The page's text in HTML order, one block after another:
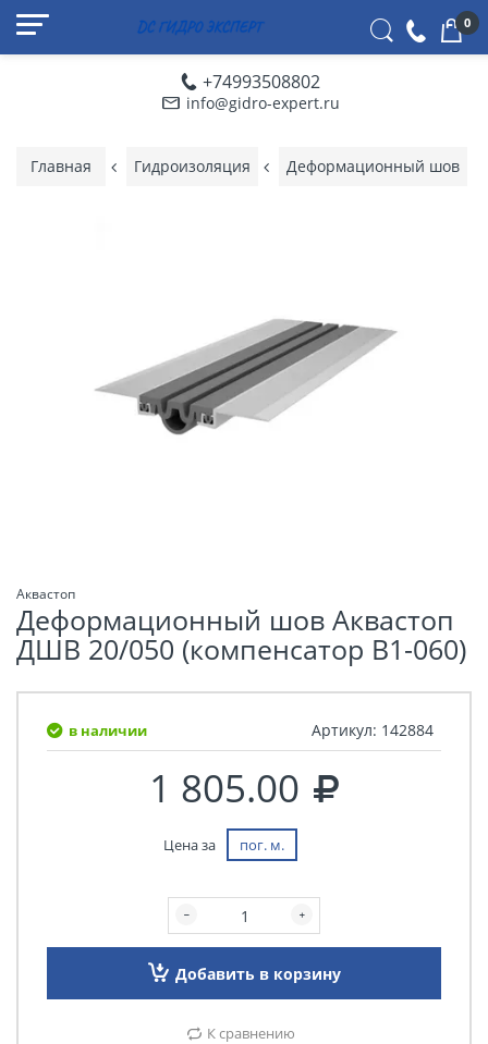
+74993508802
info@gidro-expert.ru
0
Главная Гидроизоляция Деформационный шов
Аквастоп
Деформационный шов Аквастоп
ДШВ 20/050 (компенсатор В1-060)
в наличии Артикул: 142884
1 805.00
Цена за пог. м.
Добавить в корзину
К сравнению